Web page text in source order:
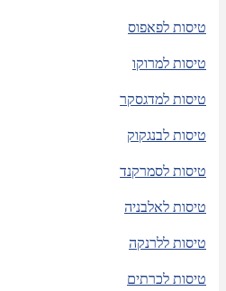
טיסות לפאפוס
טיסות למרוקו
טיסות למדגסקר
טיסות לבנגקוק
טיסות לסמרקנד
טיסות לאלבניה
טיסות ללרנקה
טיסות לכרתים